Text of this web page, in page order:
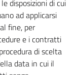
disposizioni di cui
ad applicarsi
fine, per
e i contratti
di scelta
data in cui il